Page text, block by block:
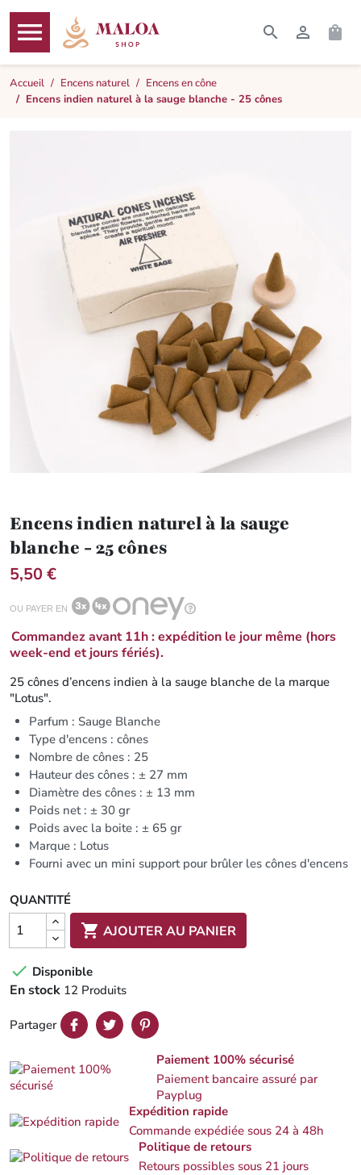

MENU
  
Accueil Encens naturel
Encens en cône
Encens indien naturel à la sauge blanche - 25 cônes
Encens indien naturel à la sauge
blanche - 25 cônes
5,50 €
OU PAYER EN
Commandez avant 11h : expédition le jour même (hors
week-end et jours fériés).
25 cônes d’encens indien à la sauge blanche de la marque
"Lotus".
Parfum : Sauge Blanche
Type d'encens : cônes
Nombre de cônes : 25
Hauteur des cônes : ± 27 mm
Diamètre des cônes : ± 13 mm
Poids net : ± 30 gr
Poids avec la boite : ± 65 gr
Marque : Lotus
Fourni avec un mini support pour brûler les cônes d'encens
QUANTITÉ
 AJOUTER AU PANIER
 Disponible
En stock 12 Produits
Partager
Paiement 100% sécurisé
Paiement bancaire assuré par
Payplug
Expédition rapide
Commande expédiée sous 24 à 48h
Politique de retours
Retours possibles sous 21 jours